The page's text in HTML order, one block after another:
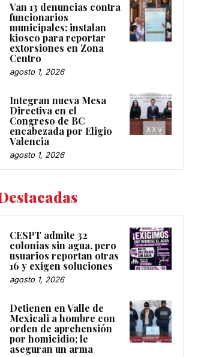
Van 13 denuncias contra
funcionarios
municipales; instalan
kiosco para reportar
extorsiones en Zona
Centro
agosto 1, 2026
Integran nueva Mesa
Directiva en el
Congreso de BC
encabezada por Eligio
Valencia
agosto 1, 2026
CESPT admite 32
colonias sin agua, pero
usuarios reportan otras
16 y exigen soluciones
agosto 1, 2026
Detienen en Valle de
Mexicali a hombre con
orden de aprehensión
por homicidio; le
aseguran un arma